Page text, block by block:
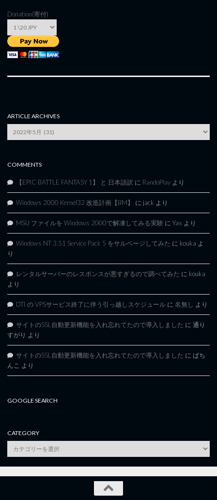
Donation(寄付)
ARTICLE ARCHIVES
Archives
COMMENTS
【EPIC BATTLE FANTASY 1】 と 日本語訳 に RandoPlay より
Windows 2000 Kernel32 改造計画【BM】 に jack より
MSU ファイルを Windows 2000で解凍してみる実験 に Yas より
Windows NT 3.51 Service Pack 5 をサルベージしてみた に kouka よ
り
レンタルサーバーのレスポンスが悪すぎるので調べてみた に kouka
より
DTI の VPSサービス終了に伴う引っ越しスケジュール に 名無し より
サイトのSSL自動更新機能を入れ忘れてたので導入しました に 通り
すがり より
サイトのSSL自動更新機能を入れ忘れてたので導入しました に ぱち
んこ より
GOOGLE SEARCH
CATEGORY
category